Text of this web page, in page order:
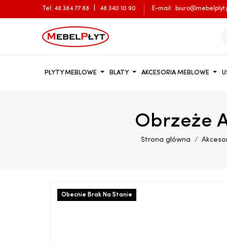
Tel: 48 384 77 88 48 340 10 90 E-mail:
PŁYTY MEBLOWE BLATY AKCESORIA MEBLOWE
Obrzeże
Strona główna
Obecnie Brak Na Stanie